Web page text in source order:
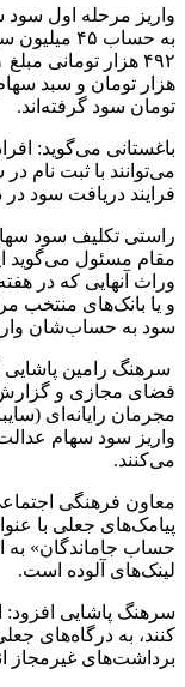
به حساب
تومان سود گرفته‌اند.
باغستانی می‌گوید:
می‌توانند با ثبت نام
فرایند دریافت سود
راستی تکلیف سود
وراث آنهایی که در
و یا بانک‌های منتخب
سود به حساب‌شان
سرهنگ رامین
فضای مجازی و
مجرمان رایانه‌ای
واریز سود سهام
می‌کنند.
­معاون فرهنگی
پیامک‌های جعلی با
حساب جاماندگان» به
لینک‌های آلوده است.
سرهنگ پاشایی افزود:
کنند، به درگاه‌های
برداشت‌های غیرمجاز